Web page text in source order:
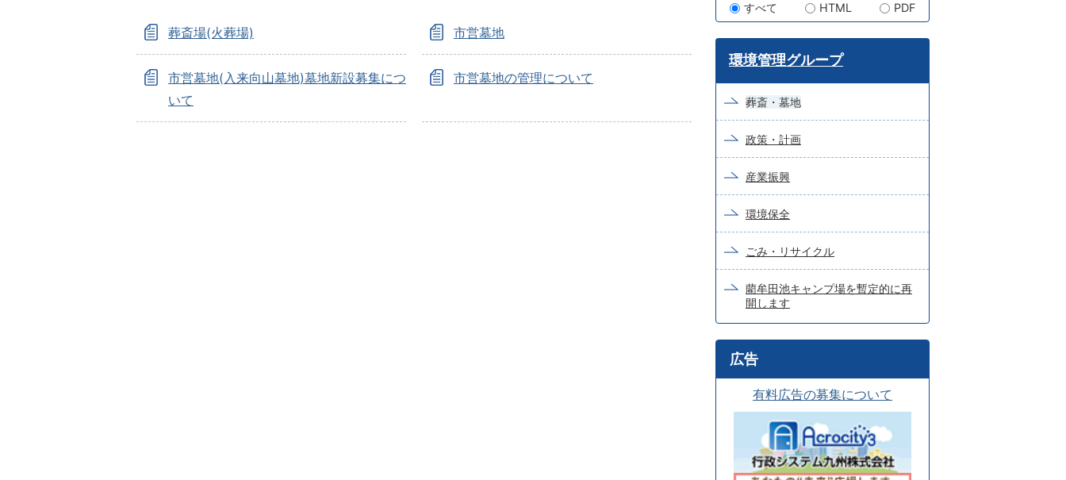
葬斎場(火葬場) 市営墓地
市営墓地(入来向山墓地)墓地新設募集につ
いて
市営墓地の管理について
ー
ワ
ー
ド
検
索
すべて
HTML PDF
環境管理グループ
葬斎・墓地
政策・計画
産業振興
環境保全
ごみ・リサイクル
藺牟田池キャンプ場を暫定的に再
開します
広告
有料広告の募集について